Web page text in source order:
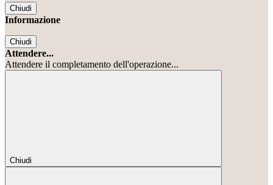
Chiudi
Informazione
Chiudi
Attendere...
Attendere il completamento dell'operazione...
Chiudi